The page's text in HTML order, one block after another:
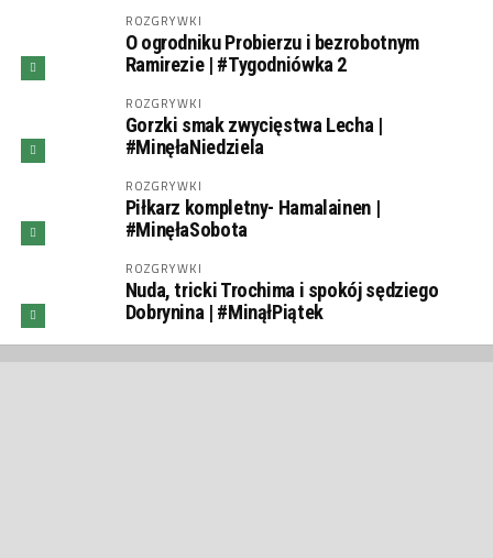
ROZGRYWKI
O ogrodniku Probierzu i bezrobotnym
Ramirezie | #Tygodniówka 2
ROZGRYWKI
Gorzki smak zwycięstwa Lecha |
#MinęłaNiedziela
ROZGRYWKI
Piłkarz kompletny- Hamalainen |
#MinęłaSobota
ROZGRYWKI
Nuda, tricki Trochima i spokój sędziego
Dobrynina | #MinąłPiątek